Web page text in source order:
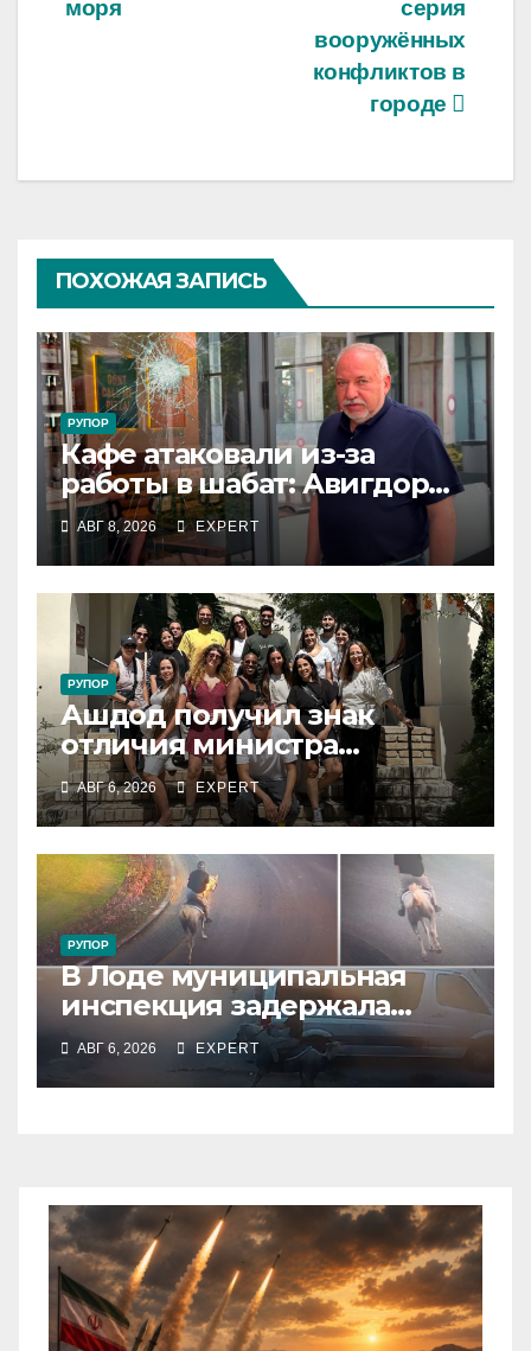
серия
вооружённых
конфликтов в
городе
моря
ПОХОЖАЯ ЗАПИСЬ
РУПОР
Кафе атаковали из-за
работы в шабат: Авигдор
Либерман приехал
поддержать владельцев
АВГ 8, 2026 EXPERT
РУПОР
Ашдод получил знак
отличия министра
обороны за поддержку
резервистов
АВГ 6, 2026 EXPERT
РУПОР
В Лоде муниципальная
инспекция задержала
подростка, устроившего
опасную скачку на лошади
по улицам города
АВГ 6, 2026 EXPERT